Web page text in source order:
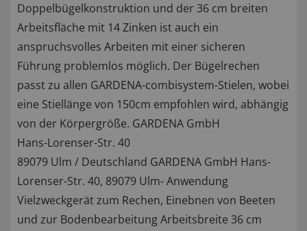
Doppelbügelkonstruktion und der 36 cm breiten
Arbeitsfläche mit 14 Zinken ist auch ein
anspruchsvolles Arbeiten mit einer sicheren
Führung problemlos möglich. Der Bügelrechen
passt zu allen GARDENA-combisystem-Stielen, wobei
eine Stiellänge von 150cm empfohlen wird, abhängig
von der Körpergröße. GARDENA GmbH
Hans-Lorenser-Str. 40
89079 Ulm / Deutschland GARDENA GmbH Hans-
Lorenser-Str. 40, 89079 Ulm- Anwendung
Vielzweckgerät zum Rechen, Einebnen von Beeten
und zur Bodenbearbeitung Arbeitsbreite 36 cm